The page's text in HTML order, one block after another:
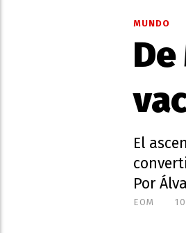
El
Por
MUNDO
EOM